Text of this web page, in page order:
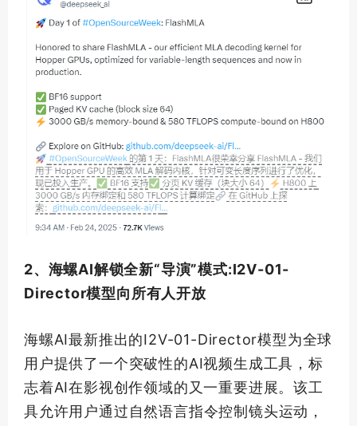
2、海螺AI解锁全新“导演”模式:I2V-01-
Director模型向所有人开放
海螺AI最新推出的I2V-01-Director模型为全球
用户提供了一个突破性的AI视频生成工具，标
志着AI在影视创作领域的又一重要进展。该工
具允许用户通过自然语言指令控制镜头运动，